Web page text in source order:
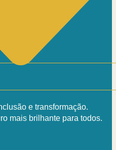
e transformação.
mais brilhante para todos.